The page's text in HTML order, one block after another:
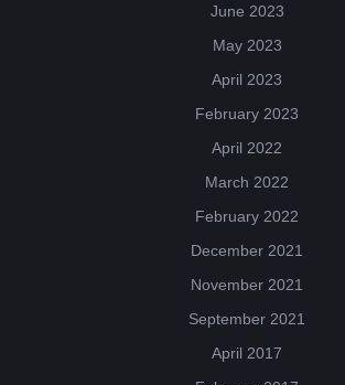
June 2023
May 2023
April 2023
February 2023
April 2022
March 2022
February 2022
December 2021
November 2021
September 2021
April 2017